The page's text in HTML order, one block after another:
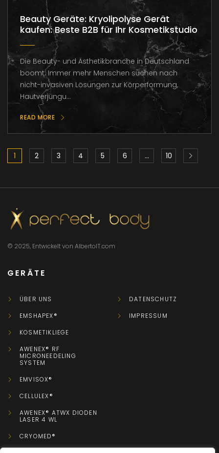
Beauty Geräte: Kryolipolyse Gerät
kaufen: Beste B2B für Ihr Kosmetikstudio
Die Beauty- und Ästhetikbranche in Deutschland
boomt. Immer mehr Menschen suchen nach
nicht-invasiven Lösungen zur Körperformung,
Hautverjüngu...
READ MORE
1 2 3 4 5 6 … 10
© 2025, Entwickelt von AlbertoIT.com
GERÄTE
ÜBER UNS
EMSHAPEX®
KOSMETIKLIEGE
AWENEX® RF
MICRONEEDELING
SYSTEM
EMVISOX®
CELLULEX®
AWENEX® ATWX DIODEN
LASER 4 WL
CRYOMED®
DATENSCHUTZ
IMPRESSUM